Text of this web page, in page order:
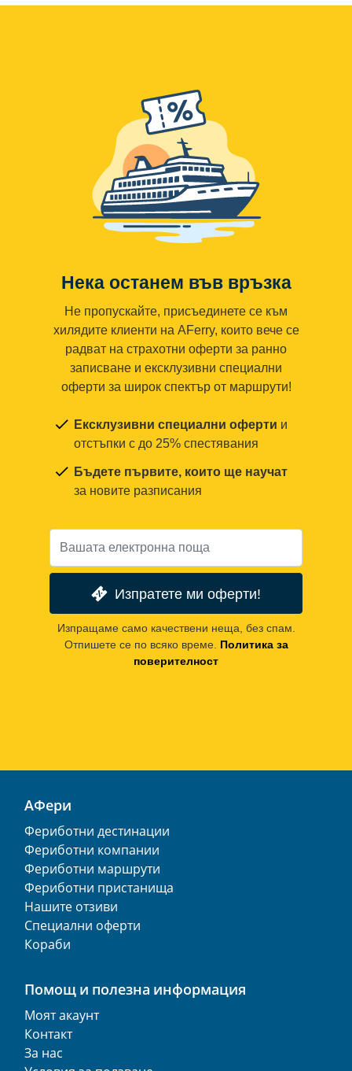
Нека останем във връзка
Не пропускайте, присъединете се към
хилядите клиенти на AFerry, които вече се
радват на страхотни оферти за ранно
записване и ексклузивни специални
оферти за широк спектър от маршрути!
Ексклузивни специални оферти и
отстъпки с до 25% спестявания
Бъдете първите, които ще научат
за новите разписания
Изпратете ми оферти!
Изпращаме само качествени неща, без спам.
Отпишете се по всяко време. Политика за
поверителност
АФери
Фериботни дестинации
Фериботни компании
Фериботни маршрути
Фериботни пристанища
Нашите отзиви
Специални оферти
Кораби
Помощ и полезна информация
Моят акаунт
Контакт
За нас